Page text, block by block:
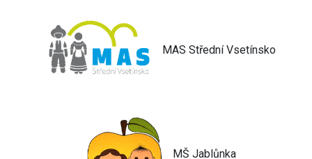
MAS Střední Vsetínsko
MŠ Jablůnka